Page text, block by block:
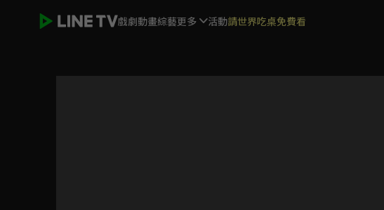
戲劇動畫綜藝更多 活動請世界吃桌免費看